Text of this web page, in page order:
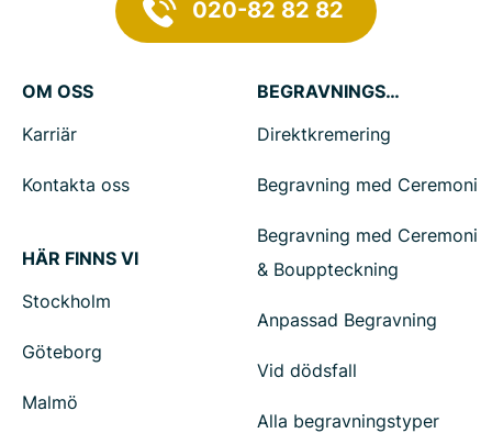
020-82 82 82
OM OSS
Karriär
Kontakta oss
HÄR FINNS VI
Stockholm
Göteborg
Malmö
BEGRAVNINGSTJÄNSTER
Direktkremering
Begravning med Ceremoni
Begravning med Ceremoni
& Bouppteckning
Anpassad Begravning
Vid dödsfall
Alla begravningstyper